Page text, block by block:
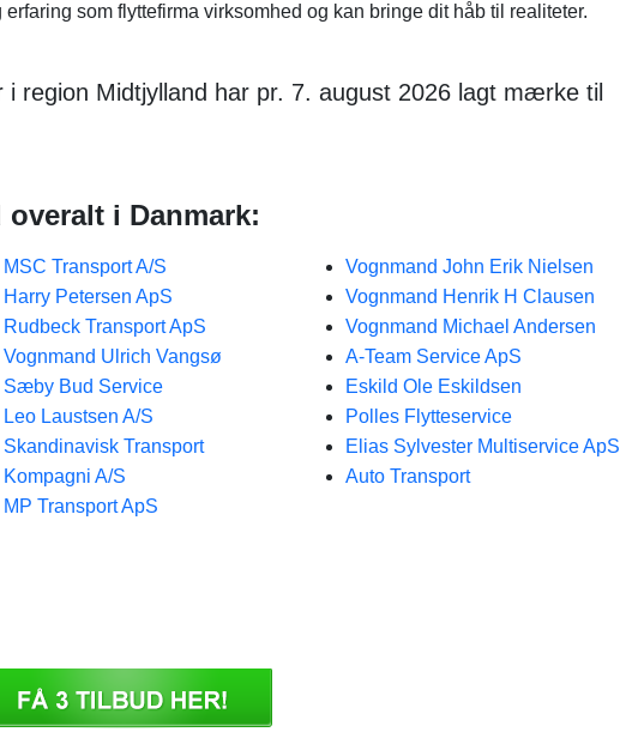
som flyttefirma virksomhed og kan bringe dit håb til realiteter.
region Midtjylland har pr. 7. august 2026 lagt mærke til
i Danmark:
MSC Transport A/S
Harry Petersen ApS
Rudbeck Transport ApS
Vognmand Ulrich Vangsø
Sæby Bud Service
Leo Laustsen A/S
Skandinavisk Transport
Kompagni A/S
MP Transport ApS
Vognmand John Erik Nielsen
Vognmand Henrik H Clausen
Vognmand Michael Andersen
A-Team Service ApS
Eskild Ole Eskildsen
Polles Flytteservice
Elias Sylvester Multiservice ApS
Auto Transport